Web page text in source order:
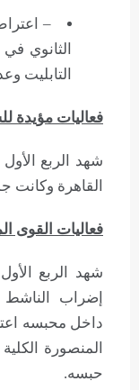
–
الثانوي
التابليت
فعاليات مؤيدة
القاهرة وكانت
فعاليات القوى
إضراب
داخل محبسه
المنصورة
حبسه.